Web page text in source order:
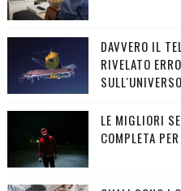
DAVVERO IL
RIVELATO
LE MIGLIORI
COMPLETA